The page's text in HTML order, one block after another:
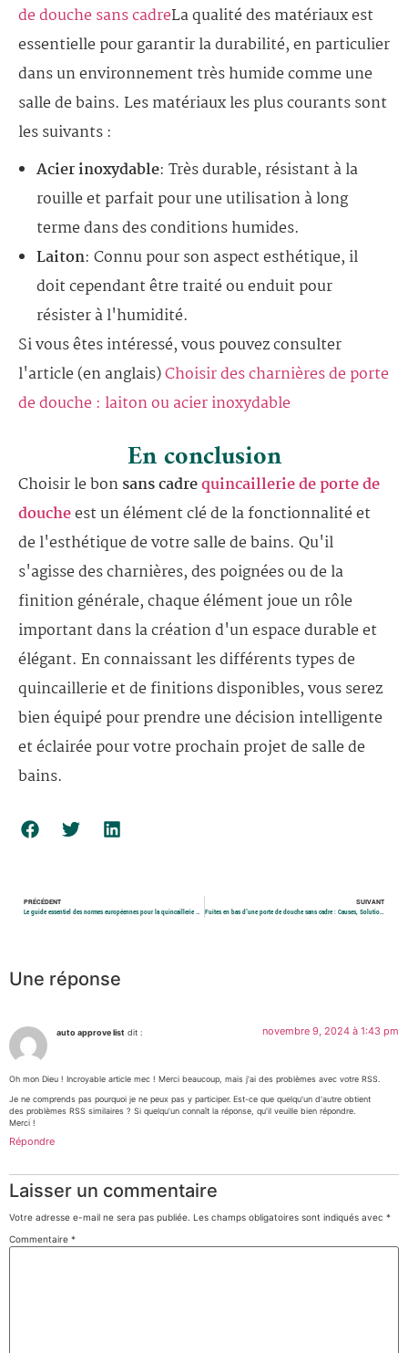
de douche sans cadreLa qualité des matériaux est
essentielle pour garantir la durabilité, en particulier
dans un environnement très humide comme une
salle de bains. Les matériaux les plus courants sont
les suivants :
Acier inoxydable: Très durable, résistant à la
rouille et parfait pour une utilisation à long
terme dans des conditions humides.
Laiton: Connu pour son aspect esthétique, il
doit cependant être traité ou enduit pour
résister à l'humidité.
Si vous êtes intéressé, vous pouvez consulter
l'article (en anglais)Choisir des charnières de porte
de douche : laiton ou acier inoxydable
En conclusion
Choisir le bonsans cadrequincaillerie de porte de
doucheest un élément clé de la fonctionnalité et
de l'esthétique de votre salle de bains. Qu'il
s'agisse des charnières, des poignées ou de la
finition générale, chaque élément joue un rôle
important dans la création d'un espace durable et
élégant. En connaissant les différents types de
quincaillerie et de finitions disponibles, vous serez
bien équipé pour prendre une décision intelligente
et éclairée pour votre prochain projet de salle de
bains.
PRÉCÉDENT
Le guide essentiel des normes européennes pour la quincaillerie des portes de douche
SUIVANT
Fuites en bas d'une porte de douche sans cadre : Causes, Solutions et Prévention
Une réponse
auto approve list dit : novembre 9, 2024 à 1:43 pm
Oh mon Dieu ! Incroyable article mec ! Merci beaucoup, mais j'ai des problèmes avec votre RSS.
Je ne comprends pas pourquoi je ne peux pas y participer. Est-ce que quelqu'un d'autre obtient
des problèmes RSS similaires ? Si quelqu'un connaît la réponse, qu'il veuille bien répondre.
Merci !
Répondre
Laisser un commentaire
Votre adresse e-mail ne sera pas publiée. Les champs obligatoires sont indiqués avec *
Commentaire *